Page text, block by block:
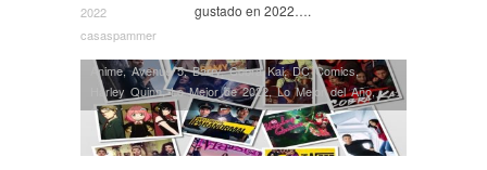
2022
casaspammer
gustado en 2022….
Anime,Avenue 5,Barry,Cobra Kai,DC Comics,
Harley Quinn,Lo Mejor de 2022,Lo Mejor del Año,
Opinión,Series,Spy x Family,The Afterparty,The
Bear ,The Marvelous Mrs. Maisel